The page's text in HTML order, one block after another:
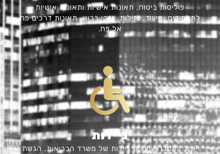
פוליסות ביטוח, תאונות אישיות ותאונות אישיות
לתלמידים, סיעוד, נזילות, נזקי רכוש, תאונות דרכים פח
אל פח.
ניידות
ייצוג במסגרת ועדות ניידות של משרד הבריאות, הגשת